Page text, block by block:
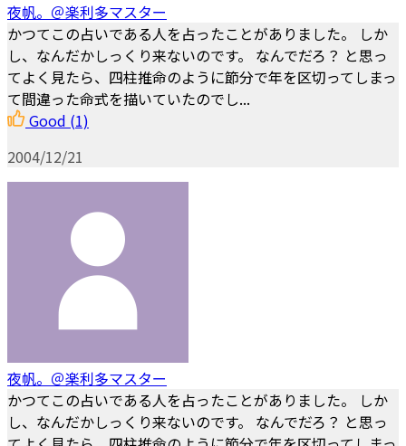
夜帆。＠楽利多マスター
かつてこの占いである人を占ったことがありました。 しか
し、なんだかしっくり来ないのです。 なんでだろ？ と思っ
てよく見たら、四柱推命のように節分で年を区切ってしまっ
て間違った命式を描いていたのでし...
Good (1)
2004/12/21
夜帆。＠楽利多マスター
かつてこの占いである人を占ったことがありました。 しか
し、なんだかしっくり来ないのです。 なんでだろ？ と思っ